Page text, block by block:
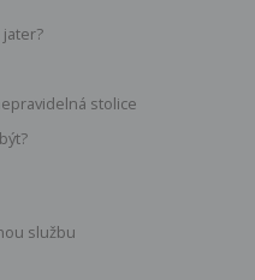
stolice
službu